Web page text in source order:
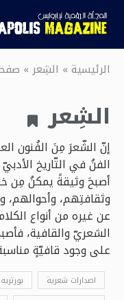
الرئيسية» الشِعر »
الشِعر
إنّ الشّعرَ مِنَ الفُنون
الفنُ في التّاريخ
أصبحَ وثيقةً يمكنُ مِن
وثقافتِهم، وأحوالهم،
عن غيره من أنواع
الشعريّ والقافية،
على وجود قافيّةٍ مناسبة
اصدارات شعرية